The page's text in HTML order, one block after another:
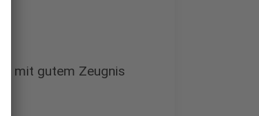
mit gutem Zeugnis